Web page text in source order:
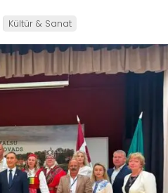
Kültür & Sanat